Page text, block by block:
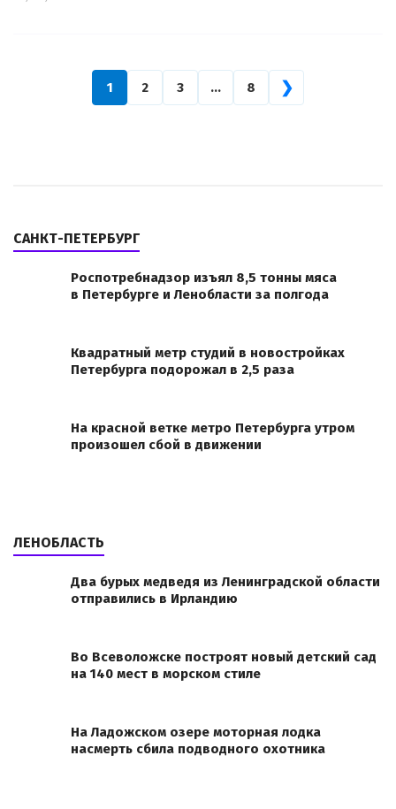
1 2 3 … 8 ❯
САНКТ-ПЕТЕРБУРГ
Роспотребнадзор изъял 8,5 тонны мяса
в Петербурге и Ленобласти за полгода
Квадратный метр студий в новостройках
Петербурга подорожал в 2,5 раза
На красной ветке метро Петербурга утром
произошел сбой в движении
ЛЕНОБЛАСТЬ
Два бурых медведя из Ленинградской области
отправились в Ирландию
Во Всеволожске построят новый детский сад
на 140 мест в морском стиле
На Ладожском озере моторная лодка
насмерть сбила подводного охотника